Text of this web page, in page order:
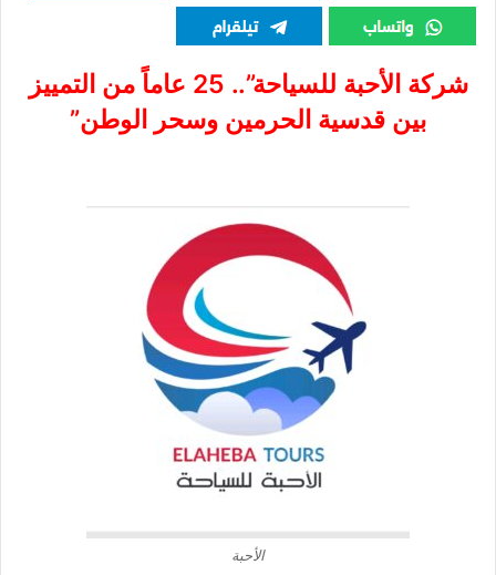
شركة الأحبة للسياحة”.. 25 عاماً من التمييز
بين قدسية الحرمين وسحر الوطن”
الأحبة